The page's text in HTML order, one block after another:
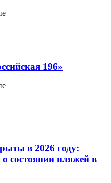
196»
в 2026 году:
состоянии пляжей в